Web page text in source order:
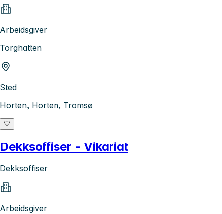
Arbeidsgiver
Torghatten
Sted
Horten, Horten, Tromsø
Dekksoffiser - Vikariat
Dekksoffiser
Arbeidsgiver